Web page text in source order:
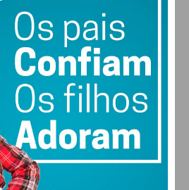
577
Readers